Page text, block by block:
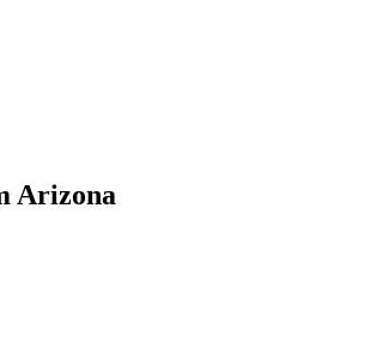
Arizona